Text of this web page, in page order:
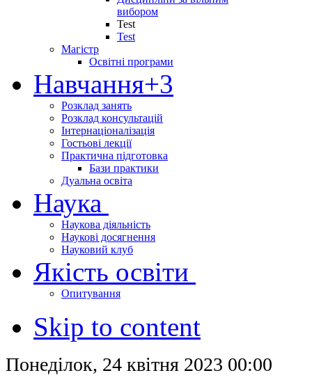
вибором
Test
Test
Магістр
Освітні програми
Навчання+3
Розклад занять
Розклад консультацій
Інтернаціоналізація
Гостьові лекції
Практична підготовка
Бази практики
Дуальна освіта
Наука
Наукова діяльність
Наукові досягнення
Науковий клуб
Якість освіти
Опитування
Skip to content
Понеділок, 24 квітня 2023 00:00